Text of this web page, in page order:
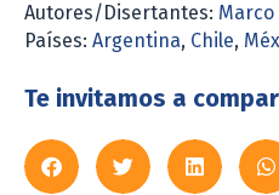
Autores/Disertantes:
Países: Argentina, Chile,
Te invitamos a